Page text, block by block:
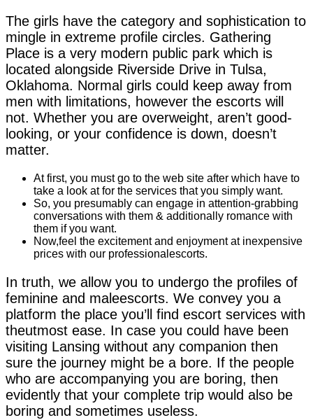
The girls have the category and sophistication to
mingle in extreme profile circles. Gathering
Place is a very modern public park which is
located alongside Riverside Drive in Tulsa,
Oklahoma. Normal girls could keep away from
men with limitations, however the escorts will
not. Whether you are overweight, aren’t good-
looking, or your confidence is down, doesn’t
matter.
At first, you must go to the web site after which have to
take a look at for the services that you simply want.
So, you presumably can engage in attention-grabbing
conversations with them & additionally romance with
them if you want.
Now,feel the excitement and enjoyment at inexpensive
prices with our professionalescorts.
In truth, we allow you to undergo the profiles of
feminine and maleescorts. We convey you a
platform the place you’ll find escort services with
theutmost ease. In case you could have been
visiting Lansing without any companion then
sure the journey might be a bore. If the people
who are accompanying you are boring, then
evidently that your complete trip would also be
boring and sometimes useless.